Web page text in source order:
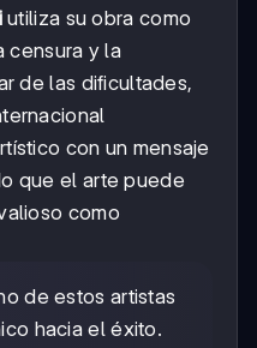
utiliza su obra como
censura y la
de las dificultades,
con un mensaje
que el arte puede
como
de estos artistas
hacia el éxito.